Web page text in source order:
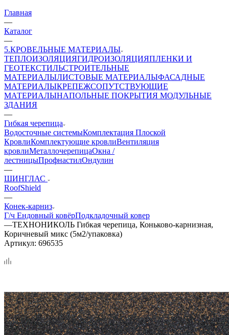
Главная
—
Каталог
—
5.КРОВЕЛЬНЫЕ МАТЕРИАЛЫ
ТЕПЛОИЗОЛЯЦИЯГИДРОИЗОЛЯЦИЯПЛЕНКИ И
ГЕОТЕКСТИЛЬСТРОИТЕЛЬНЫЕ
МАТЕРИАЛЫЛИСТОВЫЕ МАТЕРИАЛЫФАСАДНЫЕ
МАТЕРИАЛЫКРЕПЕЖСОПУТСТВУЮЩИЕ
МАТЕРИАЛЫНАПОЛЬНЫЕ ПОКРЫТИЯ МОДУЛЬНЫЕ
ЗДАНИЯ
—
Гибкая черепица
Водосточные системыКомплектация Плоской
КровлиКомплектующие кровлиВентиляция
кровлиМеталлочерепицаОкна /
лестницыПрофнастилОндулин
—
ШИНГЛАС
RoofShield
—
Конек-карниз
Г/ч Ендовный ковёрПодкладочный ковер
—ТЕХНОНИКОЛЬ Гибкая черепица, Коньково-карнизная,
Коричневый микс (5м2/упаковка)
Артикул: 696535